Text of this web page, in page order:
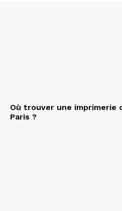
Où trouver une imprimerie
Paris ?